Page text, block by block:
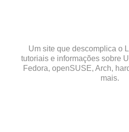
Um site que descomplica o
tutoriais e informações sobre
Fedora, openSUSE, Arch,
mais.